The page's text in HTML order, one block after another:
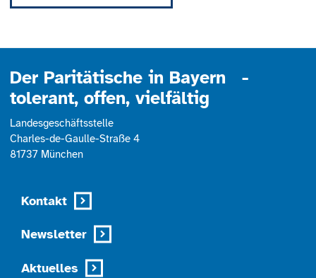
Management Platform
Der Paritätische in Bayern -
tolerant, offen, vielfältig
Landesgeschäftsstelle
Charles-de-Gaulle-Straße 4
81737 München
Kontakt
Newsletter
Aktuelles